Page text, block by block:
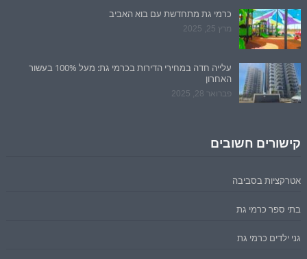
כרמי גת מתחדשת עם בוא האביב
מרץ 25, 2025
עלייה חדה במחירי הדירות בכרמי גת: מעל 100% בעשור
האחרון
פברואר 28, 2025
קישורים חשובים
אטרקציות בסביבה
בתי ספר כרמי גת
גני ילדים כרמי גת